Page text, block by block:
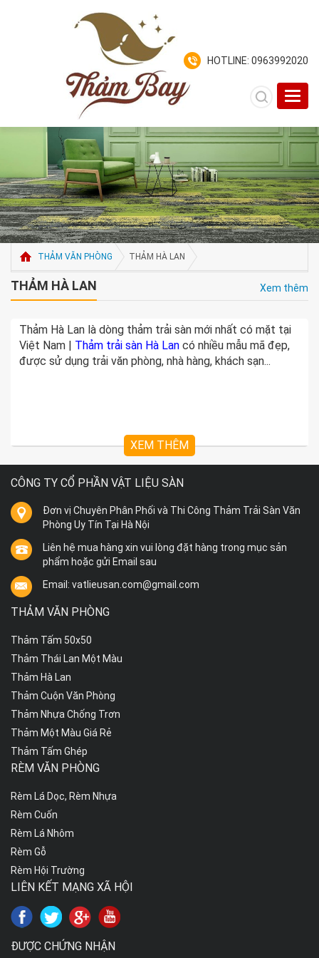
HOTLINE: 0963992020
THẢM VĂN PHÒNG THẢM HÀ LAN
THẢM HÀ LAN Xem thêm
Thảm Hà Lan là dòng thảm trải sàn mới nhất có mặt tại
Việt Nam | Thảm trải sàn Hà Lan có nhiều mẫu mã đẹp,
được sử dụng trải văn phòng, nhà hàng, khách sạn...
XEM THÊM
CÔNG TY CỔ PHẦN VẬT LIỆU SÀN
Đơn vị Chuyên Phân Phối và Thi Công Thảm Trải Sàn Văn
Phòng Uy Tín Tại Hà Nội
Liên hệ mua hàng xin vui lòng đặt hàng trong mục sản
phẩm hoặc gửi Email sau
Email: vatlieusan.com@gmail.com
THẢM VĂN PHÒNG
Thảm Tấm 50x50
Thảm Thái Lan Một Màu
Thảm Hà Lan
Thảm Cuộn Văn Phòng
Thảm Nhựa Chống Trơn
Thảm Một Màu Giá Rẻ
Thảm Tấm Ghép
RÈM VĂN PHÒNG
Rèm Lá Dọc, Rèm Nhựa
Rèm Cuốn
Rèm Lá Nhôm
Rèm Gỗ
Rèm Hội Trường
LIÊN KẾT MẠNG XÃ HỘI
ĐƯỢC CHỨNG NHẬN